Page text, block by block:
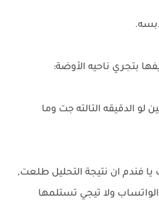
بتجري ناحيه الأوضة:
الدقيقه التالته جت وما
يا فندم ان نتيجة التحليل طلعت,
ولا تيجي تستلمها